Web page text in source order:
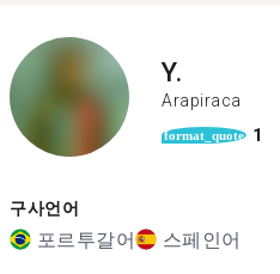
Y.
Arapiraca
format_quote 1
구사언어
포르투갈어 스페인어